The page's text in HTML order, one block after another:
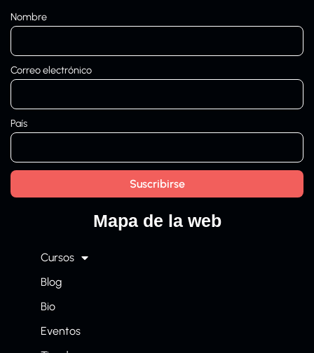
Nombre
Correo electrónico
País
Mapa de la web
Cursos
Blog
Bio
Eventos